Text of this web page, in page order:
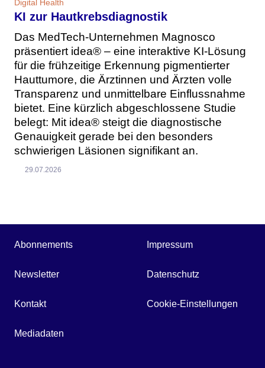
Digital Health
KI zur Hautkrebsdiagnostik
Das MedTech-Unternehmen Magnosco
präsentiert idea® – eine interaktive KI-Lösung
für die frühzeitige Erkennung pigmentierter
Hauttumore, die Ärztinnen und Ärzten volle
Transparenz und unmittelbare Einflussnahme
bietet. Eine kürzlich abgeschlossene Studie
belegt: Mit idea® steigt die diagnostische
Genauigkeit gerade bei den besonders
schwierigen Läsionen signifikant an.
29.07.2026
Abonnements
Newsletter
Kontakt
Mediadaten
Impressum
Datenschutz
Cookie-Einstellungen